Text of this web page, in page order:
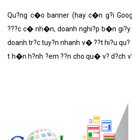
Qu?ng c�o banner (hay c�n g?i
???c c� nh�n, doanh nghi?p b�n gi?y
doanh tr?c tuy?n nhanh v� ??t hi?u
t h�n h?nh ?em ??n cho qu� v? d?ch